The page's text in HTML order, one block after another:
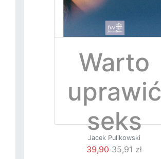
Warto
uprawić
seks
Jacek Pulikowski
39,9035,91 zł